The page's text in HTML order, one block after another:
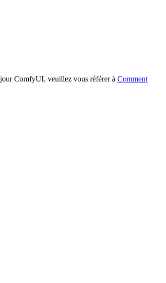
ComfyUI, veuillez vous référer à Comment